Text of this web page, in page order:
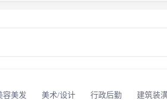
容美发 美术/设计 行政后勤 建筑装